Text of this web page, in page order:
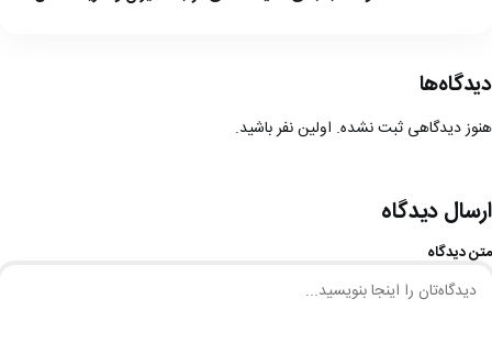
دیدگاه‌ها
هنوز دیدگاهی ثبت نشده. اولین نفر باشید.
ارسال دیدگاه
متن دیدگاه